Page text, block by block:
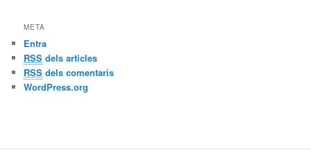
META
Entra
RSS dels articles
RSS dels comentaris
WordPress.org